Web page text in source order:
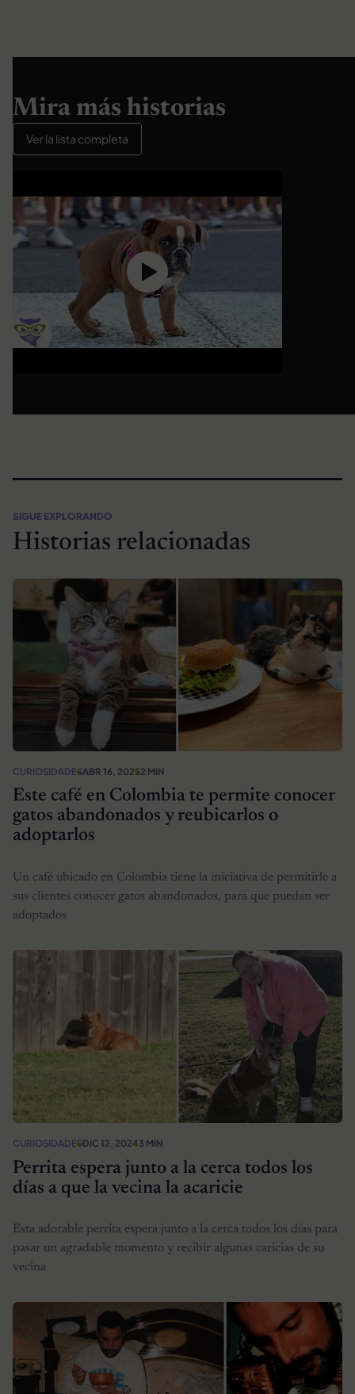
Mira más historias
Ver la lista completa
SIGUE EXPLORANDO
Historias relacionadas
CURIOSIDADESABR 16, 20252 MIN
Este café en Colombia te permite conocer
gatos abandonados y reubicarlos o
adoptarlos
Un café ubicado en Colombia tiene la iniciativa de permitirle a
sus clientes conocer gatos abandonados, para que puedan ser
adoptados
CURIOSIDADESDIC 12, 20243 MIN
Perrita espera junto a la cerca todos los
días a que la vecina la acaricie
Esta adorable perrita espera junto a la cerca todos los días para
pasar un agradable momento y recibir algunas caricias de su
vecina